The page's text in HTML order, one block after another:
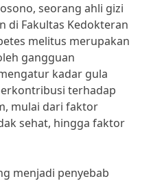
seorang ahli gizi
di Fakultas Kedokteran
melitus merupakan
gangguan
kadar gula
terhadap
mulai dari faktor
sehat, hingga faktor
menjadi penyebab